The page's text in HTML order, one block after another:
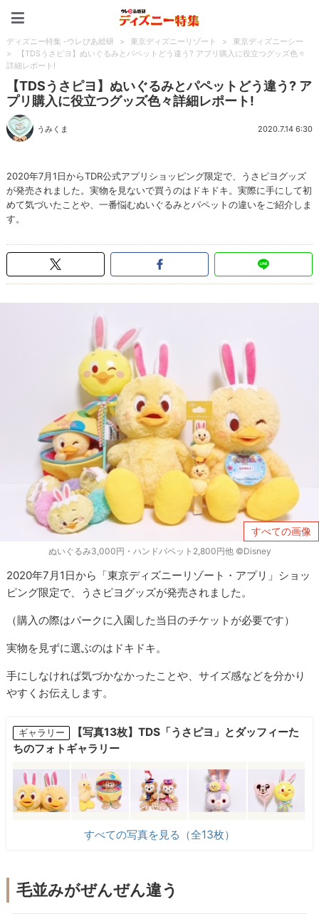
ディズニー特集 -ウレぴあ総研 > 東京ディズニーリゾート >
東京ディズニーシー
>
【TDSうさピヨ】ぬいぐるみとパペットどう違う? アプリ購入に役立つグッズ色々
詳細レポート!
【TDSうさピヨ】ぬいぐるみとパペットどう違う? ア
プリ購入に役立つグッズ色々詳細レポート!
うみくま 2020.7.14 6:30
2020年7月1日からTDR公式アプリショッピング限定で、うさピヨグッズ
が発売されました。実物を見ないで買うのはドキドキ。実際に手にして初
めて気づいたことや、一番悩むぬいぐるみとパペットの違いをご紹介しま
す。
すべての画像
ぬいぐるみ3,000円・ハンドパペット2,800円他 ©Disney
2020年7月1日から「東京ディズニーリゾート・アプリ」ショッ
ピング限定で、うさピヨグッズが発売されました。
（購入の際はパークに入園した当日のチケットが必要です）
実物を見ずに選ぶのはドキドキ。
手にしなければ気づかなかったことや、サイズ感などを分かり
やすくお伝えします。
ギャラリー
【写真13枚】TDS「うさピヨ」とダッフィーた
ちのフォトギャラリー
すべての写真を見る（全13枚）
毛並みがぜんぜん違う